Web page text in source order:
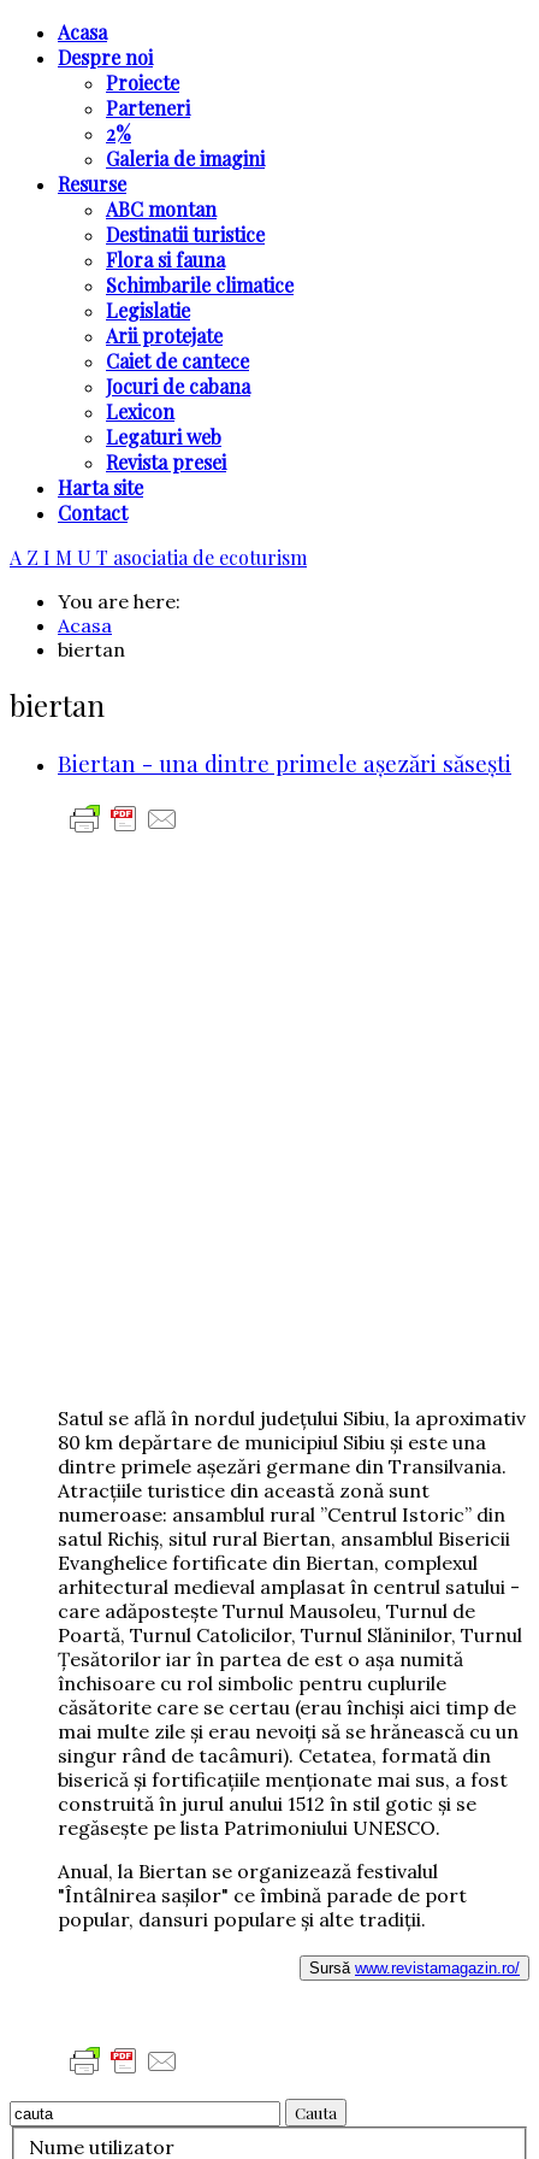
Acasa
Despre noi
Proiecte
Parteneri
2%
Galeria de imagini
Resurse
ABC montan
Destinatii turistice
Flora si fauna
Schimbarile climatice
Legislatie
Arii protejate
Caiet de cantece
Jocuri de cabana
Lexicon
Legaturi web
Revista presei
Harta site
Contact
A Z I M U T asociatia de ecoturism
You are here:
Acasa
biertan
biertan
Biertan - una dintre primele aşezări săsești
Satul se află în nordul judeţului Sibiu, la aproximativ
80 km depărtare de municipiul Sibiu şi este una
dintre primele aşezări germane din Transilvania.
Atracţiile turistice din această zonă sunt
numeroase: ansamblul rural ”Centrul Istoric” din
satul Richiş, situl rural Biertan, ansamblul Bisericii
Evanghelice fortificate din Biertan, complexul
arhitectural medieval amplasat în centrul satului -
care adăposteşte Turnul Mausoleu, Turnul de
Poartă, Turnul Catolicilor, Turnul Slăninilor, Turnul
Ţesătorilor iar în partea de est o aşa numită
închisoare cu rol simbolic pentru cuplurile
căsătorite care se certau (erau închişi aici timp de
mai multe zile şi erau nevoiţi să se hrănească cu un
singur rând de tacâmuri). Cetatea, formată din
biserică şi fortificaţiile menţionate mai sus, a fost
construită în jurul anului 1512 în stil gotic şi se
regăseşte pe lista Patrimoniului UNESCO.
Anual, la Biertan se organizează festivalul
"Întâlnirea saşilor" ce îmbină parade de port
popular, dansuri populare și alte tradiţii.
Sursă www.revistamagazin.ro/
Cauta
Nume utilizator